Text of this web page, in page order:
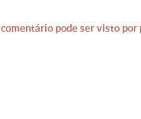
pode ser visto por